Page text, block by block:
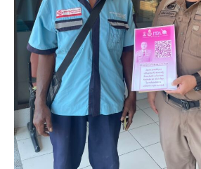
ส่วน
ส่วน
เสีย
ภายนอก